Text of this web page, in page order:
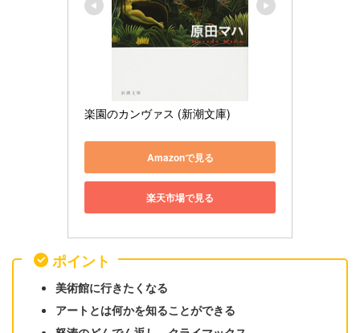
楽園のカンヴァス (新潮文庫)
Amazonで見る
楽天市場で見る
ポイント
美術館に行きたくなる
アートとは何かを知ることができる